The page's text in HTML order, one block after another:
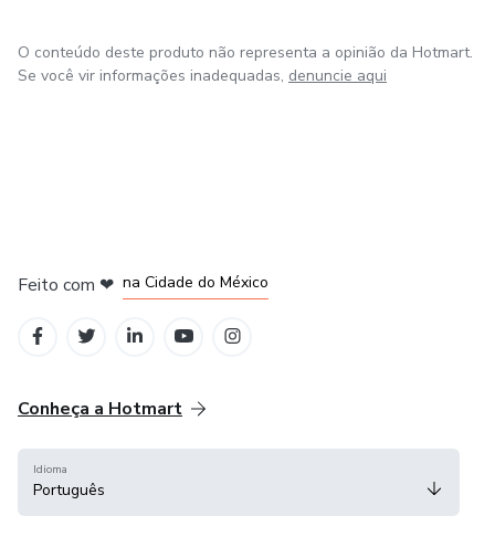
O conteúdo deste produto não representa a opinião da Hotmart.
Se você vir informações inadequadas, denuncie aqui
Feito com ❤ na Cidade do México
Conheça a Hotmart
Idioma
Português